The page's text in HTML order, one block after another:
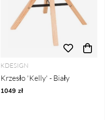
KDESIGN
Krzesło 'Kelly' - Biały
1049 zł